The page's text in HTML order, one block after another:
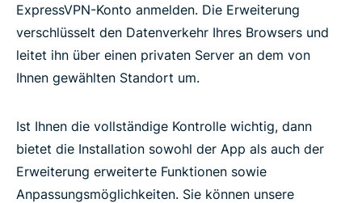
ExpressVPN-Konto anmelden. Die Erweiterung
verschlüsselt den Datenverkehr Ihres Browsers und
leitet ihn über einen privaten Server an dem von
Ihnen gewählten Standort um.
Ist Ihnen die vollständige Kontrolle wichtig, dann
bietet die Installation sowohl der App als auch der
Erweiterung erweiterte Funktionen sowie
Anpassungsmöglichkeiten. Sie können unsere